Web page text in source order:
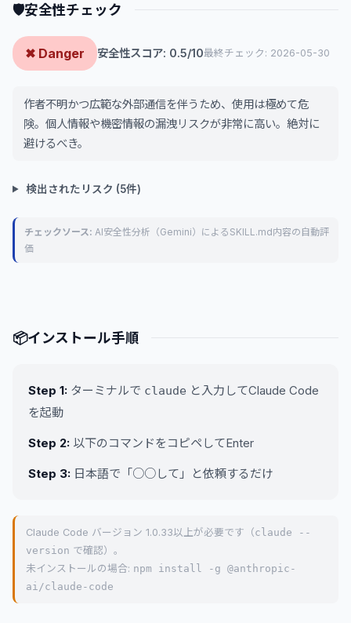
🛡安全性チェック
✖ Danger 安全性スコア: 0.5/10最終チェック: 2026-05-30
作者不明かつ広範な外部通信を伴うため、使用は極めて危
険。個人情報や機密情報の漏洩リスクが非常に高い。絶対に
避けるべき。
検出されたリスク (5件)
チェックソース: AI安全性分析（Gemini）によるSKILL.md内容の自動評
価
📦インストール手順
Step 1: ターミナルで claude と入力してClaude Code
を起動
Step 2: 以下のコマンドをコピペしてEnter
Step 3: 日本語で「○○して」と依頼するだけ
Claude Code バージョン 1.0.33以上が必要です（claude --
version で確認）。
未インストールの場合: npm install -g @anthropic-
ai/claude-code